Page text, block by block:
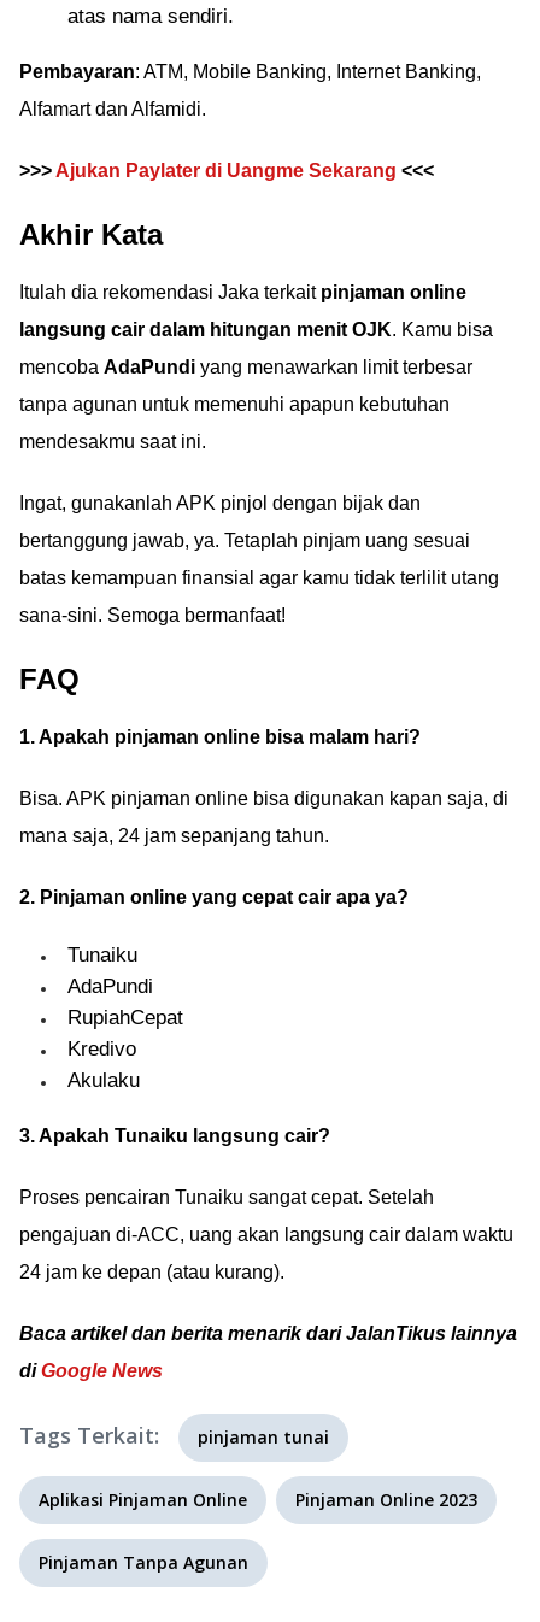
atas nama sendiri.
Pembayaran: ATM, Mobile Banking, Internet Banking,
Alfamart dan Alfamidi.
>>> Ajukan Paylater di Uangme Sekarang <<<
Akhir Kata
Itulah dia rekomendasi Jaka terkait pinjaman online
langsung cair dalam hitungan menit OJK. Kamu bisa
mencoba AdaPundi yang menawarkan limit terbesar
tanpa agunan untuk memenuhi apapun kebutuhan
mendesakmu saat ini.
Ingat, gunakanlah APK pinjol dengan bijak dan
bertanggung jawab, ya. Tetaplah pinjam uang sesuai
batas kemampuan finansial agar kamu tidak terlilit utang
sana-sini. Semoga bermanfaat!
FAQ
1. Apakah pinjaman online bisa malam hari?
Bisa. APK pinjaman online bisa digunakan kapan saja, di
mana saja, 24 jam sepanjang tahun.
2. Pinjaman online yang cepat cair apa ya?
Tunaiku
AdaPundi
RupiahCepat
Kredivo
Akulaku
3. Apakah Tunaiku langsung cair?
Proses pencairan Tunaiku sangat cepat. Setelah
pengajuan di-ACC, uang akan langsung cair dalam waktu
24 jam ke depan (atau kurang).
Baca artikel dan berita menarik dari JalanTikus lainnya
diGoogle News
Tags Terkait: pinjaman tunai
Aplikasi Pinjaman Online Pinjaman Online 2023
Pinjaman Tanpa Agunan